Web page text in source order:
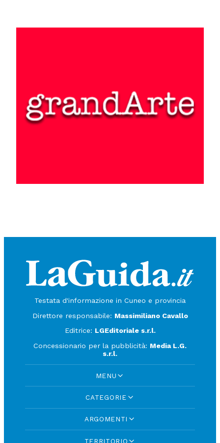
Testata d'informazione in Cuneo e provincia
Direttore responsabile: Massimiliano Cavallo
Editrice: LGEditoriale s.r.l.
Concessionario per la pubblicità: Media L.G.
s.r.l.
MENU
CATEGORIE
ARGOMENTI
TERRITORIO